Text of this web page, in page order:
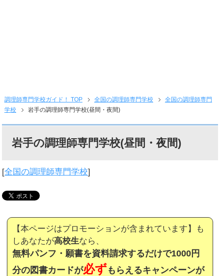
調理師専門学校ガイド！ TOP 全国の調理師専門学校
全国の調理師専門
学校
岩手の調理師専門学校(昼間・夜間)
岩手の調理師専門学校(昼間・夜間)
[全国の調理師専門学校]
【本ページはプロモーションが含まれています】も
しあなたが高校生なら、
無料パンフ・願書を資料請求するだけで1000円
分の図書カードが必ずもらえるキャンペーンが